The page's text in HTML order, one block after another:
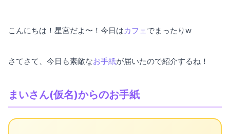
こんにちは！星宮だよ〜！今日はカフェ でまったりw
さてさて、今日も素敵なお手紙が届いたので紹介するね！
まいさん(仮名)からのお手紙